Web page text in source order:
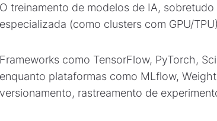
O treinamento de modelos de IA,
especializada (como clusters com GPU/
Frameworks como TensorFlow, PyTorch,
enquanto plataformas como MLflow,
versionamento, rastreamento de